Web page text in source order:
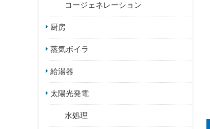
コージェネレーション
厨房
蒸気ボイラ
給湯器
太陽光発電
水処理